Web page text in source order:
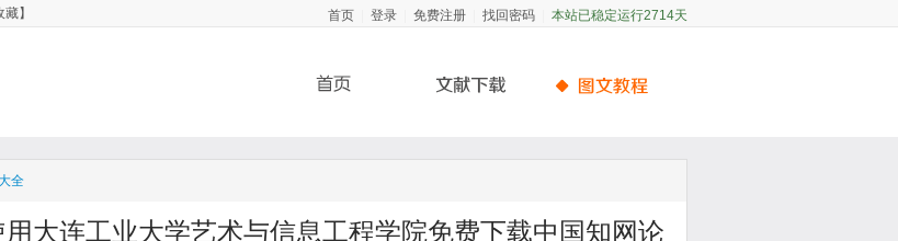
藏】 首页 登录 免费注册 找回密码 本站已稳定运行2714天
全
大连工业大学艺术与信息工程学院免费下载中国知网论